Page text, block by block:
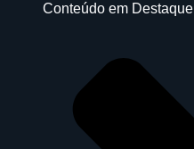
Conteúdo em Destaque